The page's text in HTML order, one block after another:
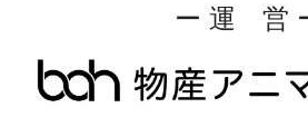
ー 運 営